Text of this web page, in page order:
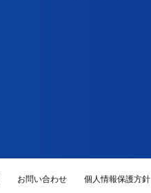
お問い合わせ 個人情報保護方針